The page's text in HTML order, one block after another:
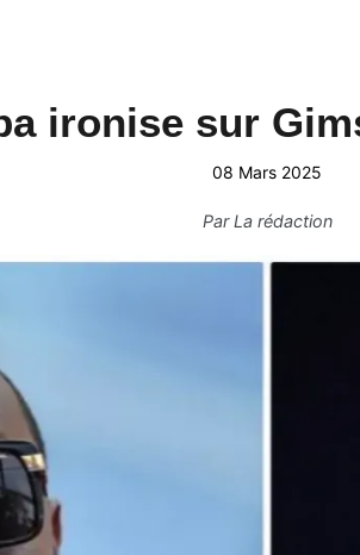
ironise sur
08 Mars 2025
ParLa rédaction